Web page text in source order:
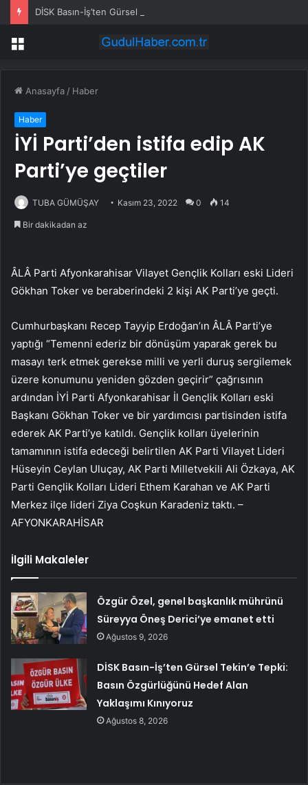
Menü
Anasayfa / Haber
Haber
İYİ Parti’den istifa edip AK
Parti’ye geçtiler
TUBA GÜMÜŞAY Kasım 23, 2022 0 14
Bir dakikadan az
ÂLÂ Parti Afyonkarahisar Vilayet Gençlik Kolları eski Lideri
Gökhan Toker ve beraberindeki 2 kişi AK Parti’ye geçti.
Cumhurbaşkanı Recep Tayyip Erdoğan’ın ÂLÂ Parti’ye
yaptığı “Temenni ederiz bir dönüşüm yaparak gerek bu
masayı terk etmek gerekse milli ve yerli duruş sergilemek
üzere konumunu yeniden gözden geçirir” çağrısının
ardından İYİ Parti Afyonkarahisar İl Gençlik Kolları eski
Başkanı Gökhan Toker ve bir yardımcısı partisinden istifa
ederek AK Parti’ye katıldı. Gençlik kolları üyelerinin
tamamının istifa edeceği belirtilen AK Parti Vilayet Lideri
Hüseyin Ceylan Uluçay, AK Parti Milletvekili Ali Özkaya, AK
Parti Gençlik Kolları Lideri Ethem Karahan ve AK Parti
Merkez ilçe lideri Ziya Coşkun Karadeniz taktı. –
AFYONKARAHİSAR
İlgili Makaleler
Özgür Özel, genel başkanlık mührünü
Süreyya Öneş Derici’ye emanet etti
Ağustos 9, 2026
DİSK Basın-İş’ten Gürsel Tekin’e Tepki:
Basın Özgürlüğünü Hedef Alan
Yaklaşımı Kınıyoruz
Ağustos 8, 2026